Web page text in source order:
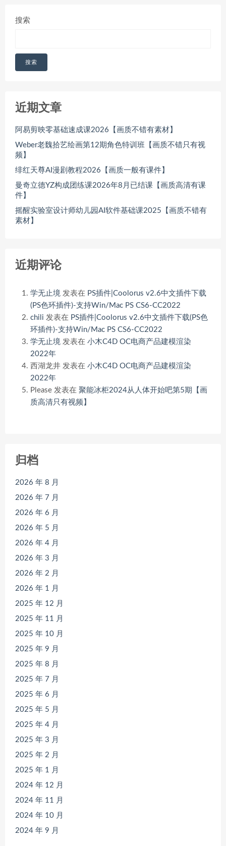
搜索
搜索
近期文章
阿易剪映零基础速成课2026【画质不错有素材】
Weber老魏拾艺绘画第12期角色特训班【画质不错只有视
频】
绯红天尊AI漫剧教程2026【画质一般有课件】
曼奇立德YZ构成团练课2026年8月已结课【画质高清有课
件】
摇醒实验室设计师幼儿园AI软件基础课2025【画质不错有
素材】
近期评论
学无止境 发表在 PS插件|Coolorus v2.6中文插件下载
(PS色环插件)-支持Win/Mac PS CS6-CC2022
chili 发表在 PS插件|Coolorus v2.6中文插件下载(PS色
环插件)-支持Win/Mac PS CS6-CC2022
学无止境 发表在 小木C4D OC电商产品建模渲染
2022年
西湖龙井 发表在 小木C4D OC电商产品建模渲染
2022年
Please 发表在 聚能冰柜2024从人体开始吧第5期【画
质高清只有视频】
归档
2026 年 8 月
2026 年 7 月
2026 年 6 月
2026 年 5 月
2026 年 4 月
2026 年 3 月
2026 年 2 月
2026 年 1 月
2025 年 12 月
2025 年 11 月
2025 年 10 月
2025 年 9 月
2025 年 8 月
2025 年 7 月
2025 年 6 月
2025 年 5 月
2025 年 4 月
2025 年 3 月
2025 年 2 月
2025 年 1 月
2024 年 12 月
2024 年 11 月
2024 年 10 月
2024 年 9 月